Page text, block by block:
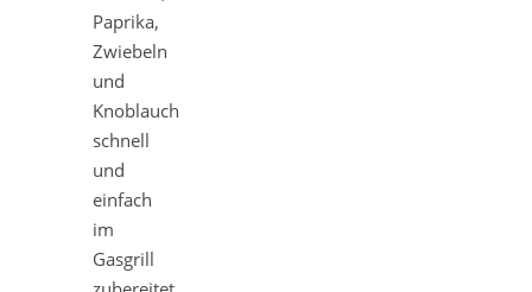
Paprika,
Zwiebeln
und
Knoblauch
schnell
und
einfach
im
Gasgrill